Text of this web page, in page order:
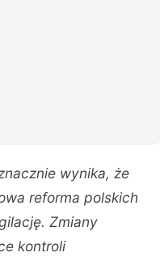
wynika, że
reforma polskich
Zmiany
kontroli